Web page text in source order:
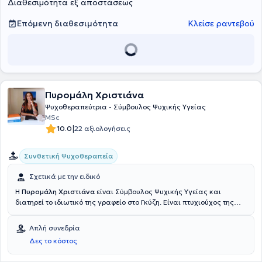
Διαθεσιμότητα εξ αποστάσεως
Επόμενη διαθεσιμότητα
Κλείσε ραντεβού
Πυρομάλη Χριστιάνα
Ψυχοθεραπεύτρια - Σύμβουλος Ψυχικής Υγείας
MSc
10.0|22 αξιολογήσεις
Συνθετική Ψυχοθεραπεία
Σχετικά με την ειδικό
Η Πυρομάλη Χριστιάνα είναι Σύμβουλος Ψυχικής Υγείας και
διατηρεί το ιδιωτικό της γραφείο στο Γκύζη. Είναι πτυχιούχος της
ειδίκευση στην Ψυχολογία του Εθνικού και Καποδιστριακού
Πανεπιστημίου Αθηνών αλλά και κάτοχος MSc Integrative
Counselling and Psychotherapy από το University of Derby καθώς
και HND in Counselling & Psychology από το Mediterranean College.
Απλή συνεδρία
Δες το κόστος